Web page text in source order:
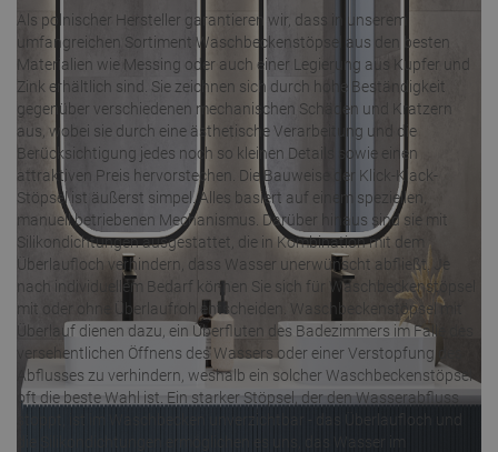
Als polnischer Hersteller garantieren wir, dass in unserem
umfangreichen Sortiment Waschbeckenstöpsel aus den besten
Materialien wie Messing oder auch einer Legierung aus Kupfer und
Zink erhältlich sind. Sie zeichnen sich durch hohe Beständigkeit
gegenüber verschiedenen mechanischen Schäden und Kratzern
aus, wobei sie durch eine ästhetische Verarbeitung und die
Berücksichtigung jedes noch so kleinen Details sowie einen
attraktiven Preis hervorstechen. Die Bauweise der Klick-Klack-
Stöpsel ist äußerst simpel. Alles basiert auf einem speziellen,
manuell betriebenen Mechanismus. Darüber hinaus sind sie mit
Silikondichtungen ausgestattet, die in Kombination mit dem
Überlaufloch verhindern, dass Wasser unerwünscht abfließt. Je
nach individuellem Bedarf können Sie sich für Waschbeckenstöpsel
mit oder ohne Überlaufroh entscheiden. Waschbeckenstöpsel mit
Überlauf dienen dazu, ein Überfluten des Badezimmers im Falle des
versehentlichen Öffnens des Wassers oder einer Verstopfung des
Abflusses zu verhindern, weshalb ein solcher Waschbeckenstöpsel
oft die beste Wahl ist. Ein starker Stöpsel, der den Wasserabfluss
stoppt, ist im Waschbecken unverzichtbar - das Überlaufloch und
die Silikondichtungen ermöglichen es uns, das Wasser im